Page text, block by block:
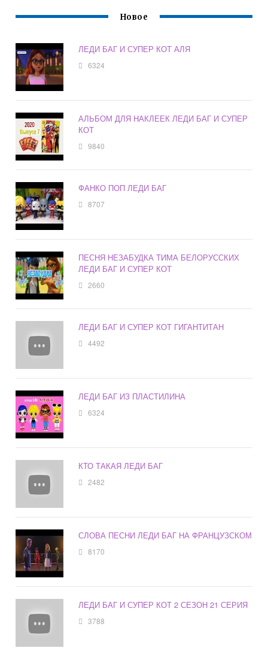
Новое
ЛЕДИ БАГ И СУПЕР КОТ АЛЯ
6324
АЛЬБОМ ДЛЯ НАКЛЕЕК ЛЕДИ БАГ И СУПЕР
КОТ
9840
ФАНКО ПОП ЛЕДИ БАГ
8707
ПЕСНЯ НЕЗАБУДКА ТИМА БЕЛОРУССКИХ
ЛЕДИ БАГ И СУПЕР КОТ
2660
ЛЕДИ БАГ И СУПЕР КОТ ГИГАНТИТАН
4492
ЛЕДИ БАГ ИЗ ПЛАСТИЛИНА
6324
КТО ТАКАЯ ЛЕДИ БАГ
2482
СЛОВА ПЕСНИ ЛЕДИ БАГ НА ФРАНЦУЗСКОМ
8170
ЛЕДИ БАГ И СУПЕР КОТ 2 СЕЗОН 21 СЕРИЯ
3788